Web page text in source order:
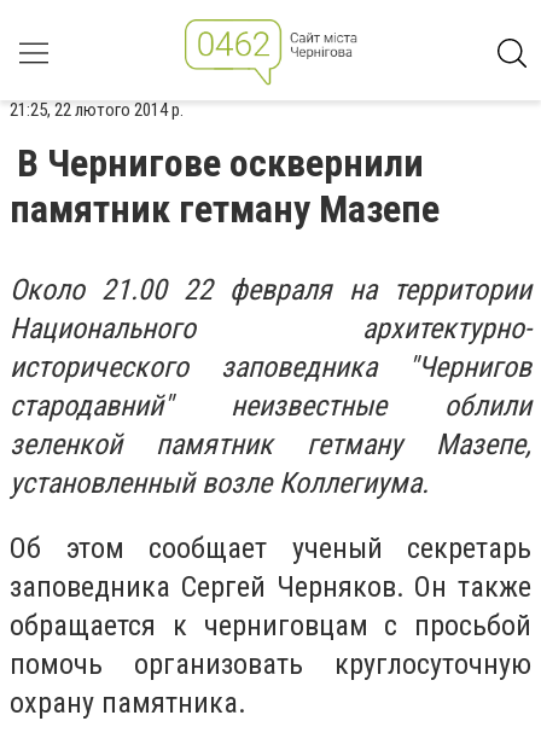
21:25, 22 лютого 2014 р.
В Чернигове осквернили
памятник гетману Мазепе
Около 21.00 22 февраля на территории
Национального архитектурно-
исторического заповедника "Чернигов
стародавний" неизвестные облили
зеленкой памятник гетману Мазепе,
установленный возле Коллегиума.
Об этом сообщает ученый секретарь
заповедника Сергей Черняков. Он также
обращается к черниговцам с просьбой
помочь организовать круглосуточную
охрану памятника.